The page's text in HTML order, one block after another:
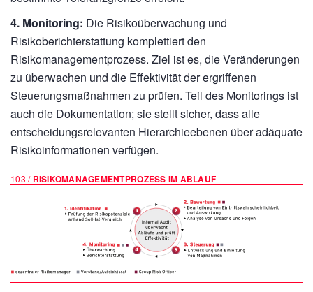
4. Monitoring: Die Risikoüberwachung und
Risikoberichterstattung komplettiert den
Risikomanagementprozess. Ziel ist es, die Veränderungen
zu überwachen und die Effektivität der ergriffenen
Steuerungsmaßnahmen zu prüfen. Teil des Monitorings ist
auch die Dokumentation; sie stellt sicher, dass alle
entscheidungsrelevanten Hierarchieebenen über adäquate
Risikoinformationen verfügen.
103 / RISIKOMANAGEMENTPROZESS IM ABLAUF